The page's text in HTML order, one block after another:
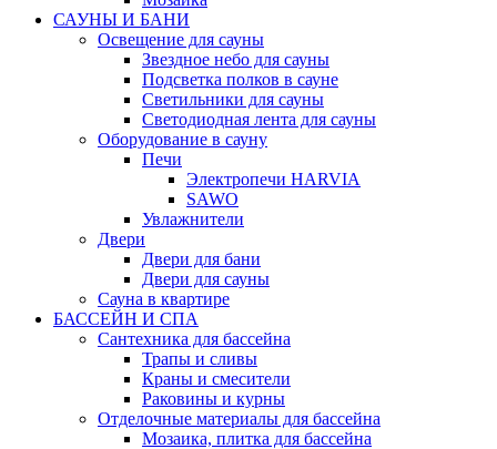
САУНЫ И БАНИ
Освещение для сауны
Звездное небо для сауны
Подсветка полков в сауне
Светильники для сауны
Светодиодная лента для сауны
Оборудование в сауну
Печи
Электропечи HARVIA
SAWO
Увлажнители
Двери
Двери для бани
Двери для сауны
Сауна в квартире
БАССЕЙН И СПА
Сантехника для бассейна
Трапы и сливы
Краны и смесители
Раковины и курны
Отделочные материалы для бассейна
Мозаика, плитка для бассейна